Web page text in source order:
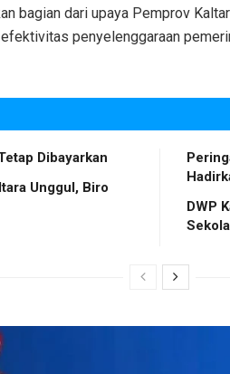
bagian dari upaya Pemprov
penyelenggaraan
Dibayarkan
Unggul, Biro
DWP